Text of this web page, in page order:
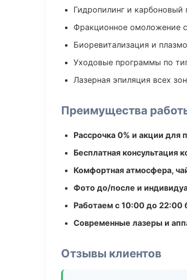
Гидропилинг и карбоновый
Фракционное омоложение
Биоревитализация и
Уходовые программы по
Лазерная эпиляция всех зон
Преимущества
Рассрочка 0% и акции для
Бесплатная консультация
Комфортная атмосфера,
Фото до/после и
Работаем с 10:00 до 22:00
Современные лазеры и
Отзывы клиентов